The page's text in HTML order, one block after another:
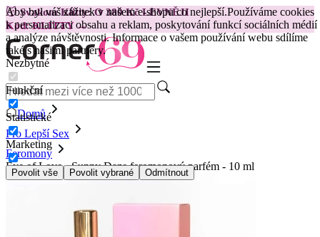
Aby byl váš zážitek v našem e-shopu co nejlepší.Používáme cookies
k personalizaci obsahu a reklam, poskytování funkcí sociálních médií
a analýze návštěvnosti. Informace o vašem používání webu sdílíme
také s našimi partnery.
Nezbytné
Funkční
Statistické
Marketing
Povolit vše Povolit vybrané Odmítnout
😽Svakom Klitty: O 380 Kč LEVNĚJI
Kód: KLITTY →
Domů
Pro Lepší Sex
Feromony
Eye of Love - Sunny Daze feromonový parfém - 10 ml